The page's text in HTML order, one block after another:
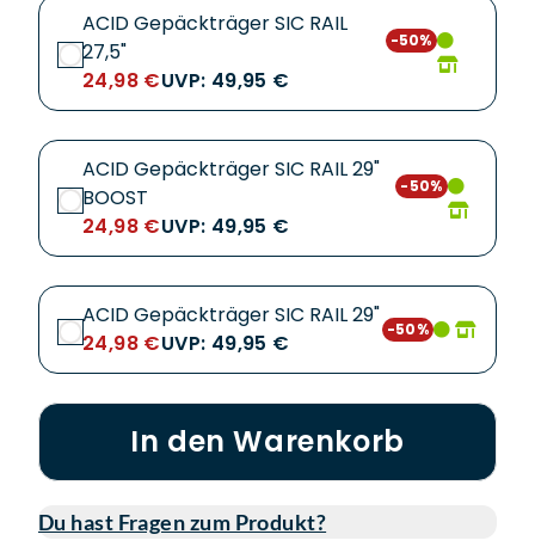
ACID Gepäckträger SIC RAIL
27,5"
24,98 €UVP: 49,95 €
-50%
ACID Gepäckträger SIC RAIL 29"
BOOST
24,98 €UVP: 49,95 €
-50%
ACID Gepäckträger SIC RAIL 29"
24,98 €UVP: 49,95 €
-50%
In den Warenkorb
Du hast Fragen zum Produkt?